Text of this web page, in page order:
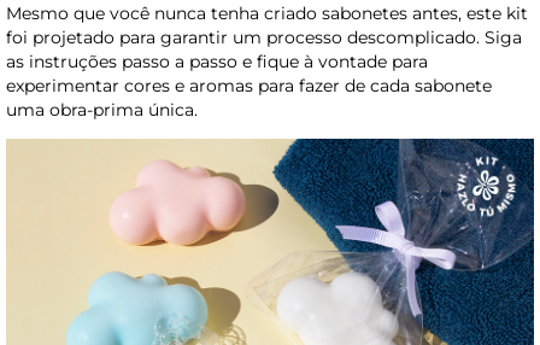
Mesmo que você nunca tenha criado sabonetes antes, este kit
foi projetado para garantir um processo descomplicado. Siga
as instruções passo a passo e fique à vontade para
experimentar cores e aromas para fazer de cada sabonete
uma obra-prima única.